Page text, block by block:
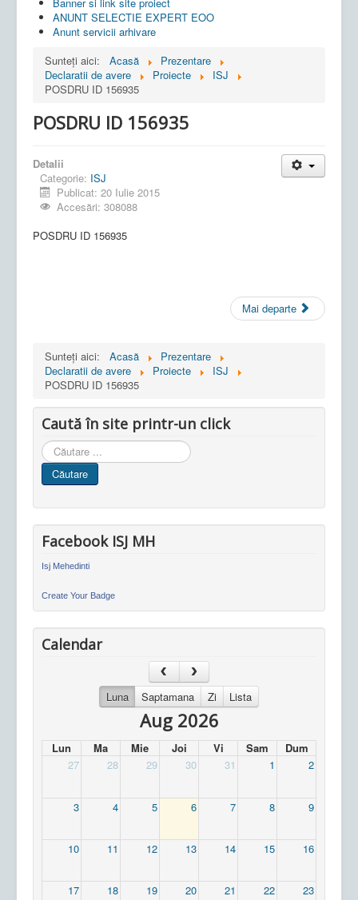
ANUNT SELECTIE EXPERT EOO
Anunt servicii arhivare
Sunteți aici:
Acasă
Prezentare
Declaratii de avere
Proiecte
ISJ
POSDRU ID 156935
POSDRU ID 156935
Detalii
Categorie: ISJ
Publicat: 20 Iulie 2015
Accesări: 308088
POSDRU ID 156935
Mai departe
Sunteți aici: Acasă
Prezentare
Declaratii de avere
Proiecte
ISJ
POSDRU ID 156935
Caută în site printr-un click
Cauta
in
site
Căutare
Facebook ISJ MH
Isj Mehedinti
Create Your Badge
Calendar
Luna Saptamana Zi Lista
Aug 2026
Lun Ma Mie Joi Vi Sam
Dum
27
28 29 30 31 1 2
3 4 5 6 7 8 9
10 11 12 13 14 15 16
17 18 19 20 21 22 23